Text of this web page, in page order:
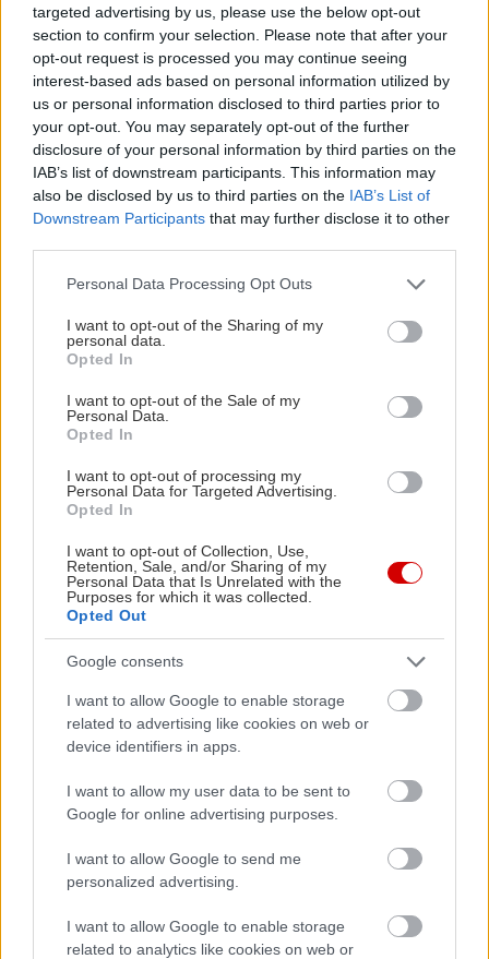
targeted advertising by us, please use the below opt-out
section to confirm your selection. Please note that after your
opt-out request is processed you may continue seeing
interest-based ads based on personal information utilized by
us or personal information disclosed to third parties prior to
your opt-out. You may separately opt-out of the further
disclosure of your personal information by third parties on the
IAB’s list of downstream participants. This information may
also be disclosed by us to third parties on the IAB’s List of
Downstream Participants that may further disclose it to other
Please note that this website/app uses one or more Google
not limited to your visit or usage behaviour. You may click to
grant or deny consent to Google and its third-party tags to
use your data for below specified purposes in below Google
consent section.
Personal Data Processing Opt Outs
I want to opt-out of the Sharing of my
personal data.
Opted In
I want to opt-out of the Sale of my
Personal Data.
Opted In
I want to opt-out of processing my
Personal Data for Targeted Advertising.
Opted In
I want to opt-out of Collection, Use,
Retention, Sale, and/or Sharing of my
Personal Data that Is Unrelated with the
Purposes for which it was collected.
Opted Out
Google consents
I want to allow Google to enable storage
related to advertising like cookies on web or
device identifiers in apps.
I want to allow my user data to be sent to
Google for online advertising purposes.
I want to allow Google to send me
personalized advertising.
I want to allow Google to enable storage
related to analytics like cookies on web or
του προστάτη, ενώ ορισμένες μελέτες
υποδεικνύουν ότι το σελήνιο μπορεί να μειώσει
τον κίνδυνο καρκίνου του προστάτη.
Τέλος, το χρόνιο στρες μπορεί να επηρεάσει
αρνητικά την υγεία του προστάτη. Τεχνικές
διαχείρισης του στρες όπως η γιόγκα, ο
διαλογισμός και η τακτική άσκηση μπορούν να
βοηθήσουν.